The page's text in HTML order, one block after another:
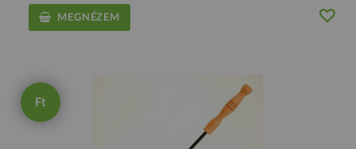
MEGNÉZEM
Ft